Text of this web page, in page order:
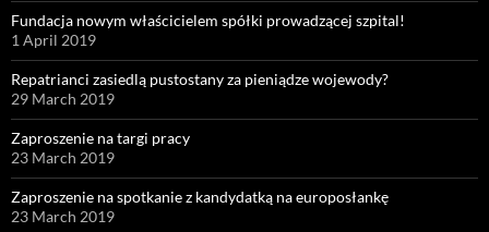
Fundacja nowym właścicielem spółki prowadzącej szpital!
1 April 2019
Repatrianci zasiedlą pustostany za pieniądze wojewody?
29 March 2019
Zaproszenie na targi pracy
23 March 2019
Zaproszenie na spotkanie z kandydatką na europosłankę
23 March 2019